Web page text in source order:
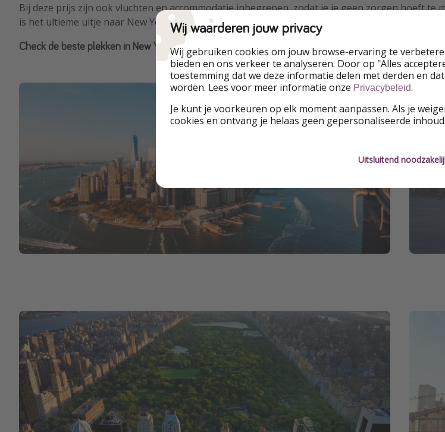
Bij deze prijs zijn ook vluchten en accommodatie inbegrepen, zodat je je geen zorgen hoeft
is het ultieme uitje naar New York City, een kans die je niet wilt missen!
Check de beste plekken in New York:
Wij waarderen jouw privacy
Wij gebruiken cookies om jouw browse-ervaring te
bieden en ons verkeer te analyseren. Door op "Alles
toestemming dat we deze informatie delen met derden en
worden. Lees voor meer informatie onze Privacybeleid.
Je kunt je voorkeuren op elk moment aanpassen. Als je
cookies en ontvang je helaas geen gepersonaliseerde inhoud.
Uitsluitend